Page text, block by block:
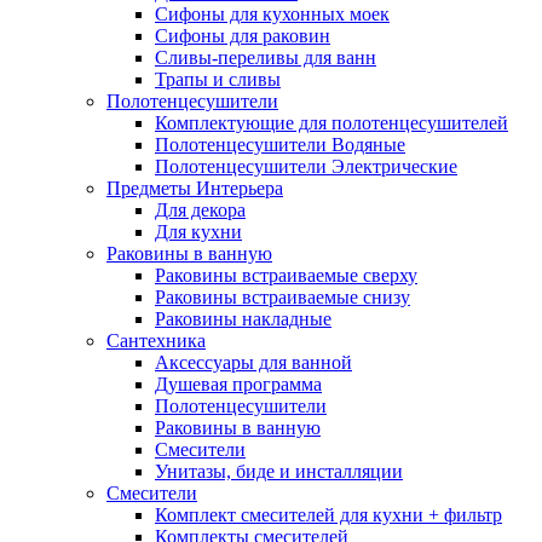
Сифоны для кухонных моек
Сифоны для раковин
Сливы-переливы для ванн
Трапы и сливы
Полотенцесушители
Комплектующие для полотенцесушителей
Полотенцесушители Водяные
Полотенцесушители Электрические
Предметы Интерьера
Для декора
Для кухни
Раковины в ванную
Раковины встраиваемые сверху
Раковины встраиваемые снизу
Раковины накладные
Сантехника
Аксессуары для ванной
Душевая программа
Полотенцесушители
Раковины в ванную
Смесители
Унитазы, биде и инсталляции
Смесители
Комплект смесителей для кухни + фильтр
Комплекты смесителей